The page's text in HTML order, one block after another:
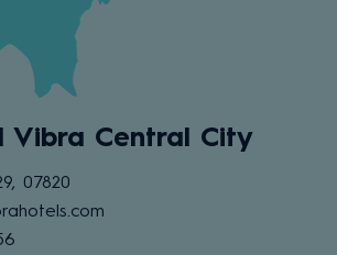
Vibra Central City
07820